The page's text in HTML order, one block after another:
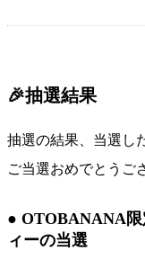
🎉抽選結果
抽選の結果、当選し
ご当選おめでとうご
● OTOBANANA
ィーの当選